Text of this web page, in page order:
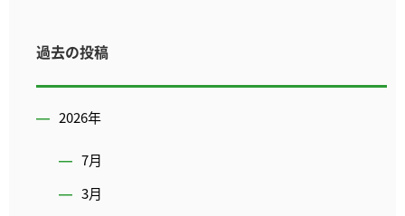
過去の投稿
2026年
7月
3月